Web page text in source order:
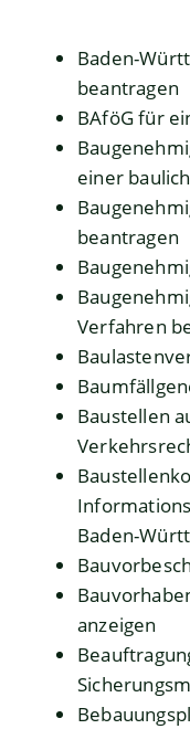
Baden-
beantragen
BAföG für
einer
beantragen
Verfahren
Baustellen
Baden-
anzeigen